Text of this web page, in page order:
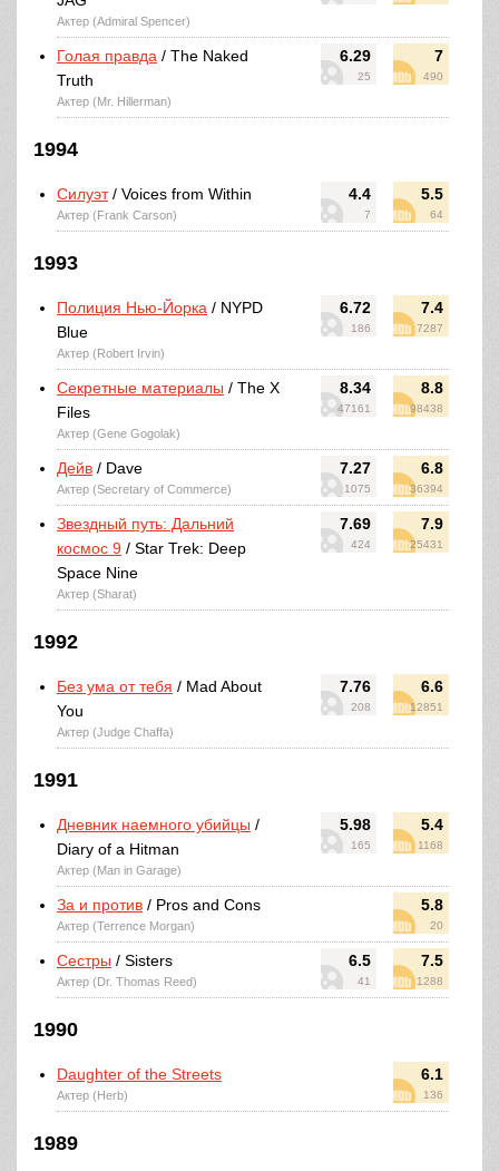
Актер (Admiral Spencer)
6.29
25
7
490
Голая правда / The Naked
Truth
Актер (Mr. Hillerman)
1994
4.4
7
5.5
64
Силуэт/ Voices from Within
Актер (Frank Carson)
1993
6.72
186
7.4
7287
Полиция Нью-Йорка / NYPD
Blue
Актер (Robert Irvin)
8.34
47161
8.8
98438
Секретные материалы / The X
Files
Актер (Gene Gogolak)
7.27
1075
6.8
36394
Дейв / Dave
Актер (Secretary of Commerce)
7.69
424
7.9
25431
Звездный путь: Дальний
космос 9 / Star Trek: Deep
Space Nine
Актер (Sharat)
1992
7.76
208
6.6
12851
Без ума от тебя / Mad About
You
Актер (Judge Chaffa)
1991
5.98
165
5.4
1168
Дневник наемного убийцы /
Diary of a Hitman
Актер (Man in Garage)
5.8
20
За и против / Pros and Cons
Актер (Terrence Morgan)
6.5
41
7.5
1288
Сестры / Sisters
Актер (Dr. Thomas Reed)
1990
6.1
136
Daughter of the Streets
Актер (Herb)
1989